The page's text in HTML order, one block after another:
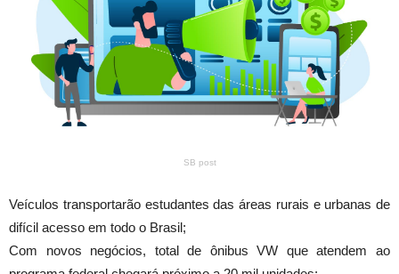
SB post
Veículos transportarão estudantes das áreas rurais e urbanas de
difícil acesso em todo o Brasil;
Com novos negócios, total de ônibus VW que atendem ao